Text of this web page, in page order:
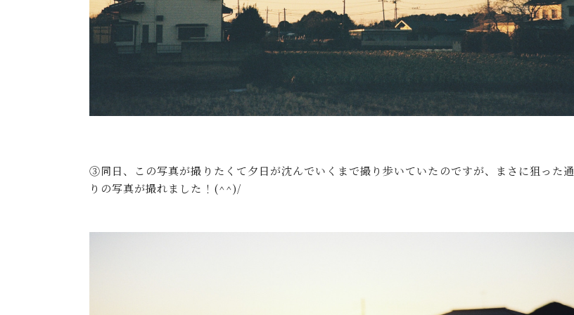
③同日、この写真が撮りたくて夕日が沈んでいくまで撮り歩いていたのですが、まさに狙った通
りの写真が撮れました！(^^)/